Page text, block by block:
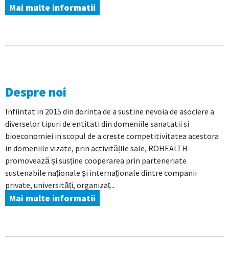
Mai multe informatii
Despre noi
Infiintat in 2015 din dorinta de a sustine nevoia de asociere a
diverselor tipuri de entitati din domeniile sanatatii si
bioeconomiei in scopul de a creste competitivitatea acestora
in domeniile vizate, prin activitățile sale, ROHEALTH
promovează și susține cooperarea prin parteneriate
sustenabile naționale și internaționale dintre companii
private, universități, organizaț...
Mai multe informatii